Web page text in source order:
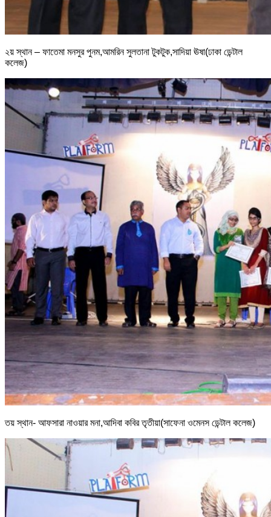
২য় স্থান – ফাতেমা মনসুর পুনম,আমরিন সুলতানা টুকটুক,সাদিয়া ঊষা(ঢাকা ডেন্টাল
কলেজ)
তয় স্থান- আফসারা নাওয়ার মনা,আদিবা কবির তৃতীয়া(সাফেনা ওমেনস ডেন্টাল কলেজ)